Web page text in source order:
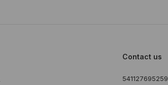
Contact us
541127695259